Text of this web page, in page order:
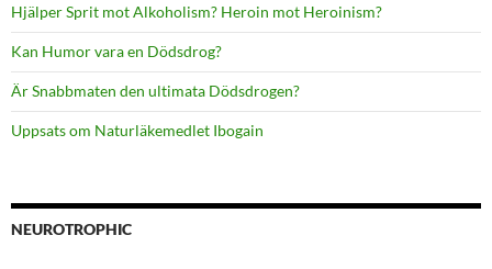
Hjälper Sprit mot Alkoholism? Heroin mot Heroinism?
Kan Humor vara en Dödsdrog?
Är Snabbmaten den ultimata Dödsdrogen?
Uppsats om Naturläkemedlet Ibogain
NEUROTROPHIC